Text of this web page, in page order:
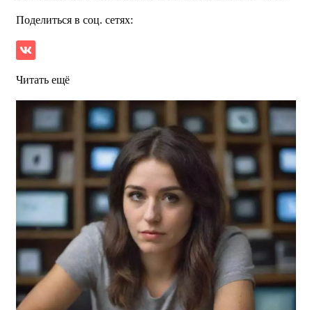
Поделиться в соц. сетях:
Читать ещё